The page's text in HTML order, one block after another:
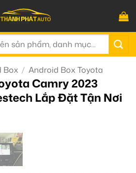
Box / Android Box Toyota
Camry 2023
Lắp Đặt Tận Nơi